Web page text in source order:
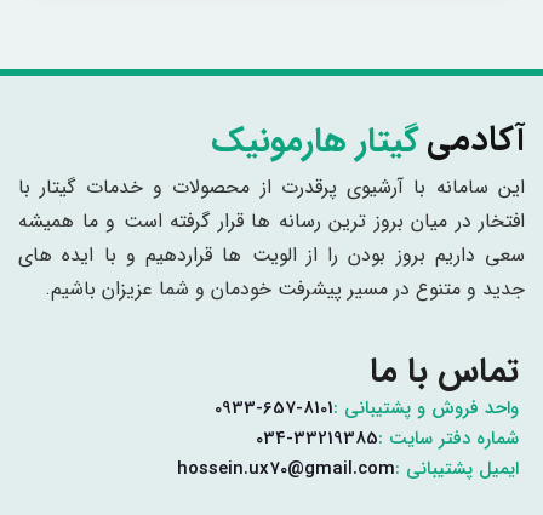
آکادمیگیتار هارمونیک
این سامانه با آرشیوی پرقدرت از محصولات و خدمات گیتار با
افتخار در میان بروز ترین رسانه ها قرار گرفته است و ما همیشه
سعی داریم بروز بودن را از الویت ها قراردهیم و با ایده های
جدید و متنوع در مسیر پیشرفت خودمان و شما عزیزان باشیم.
تماس با ما
واحد فروش و پشتیبانی :0933-657-8101
شماره دفتر سایت :034-33219385
ایمیل پشتیبانی :hossein.ux70@gmail.com